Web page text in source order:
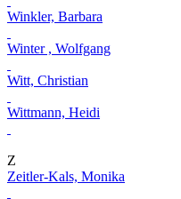
Winkler, Barbara
Winter , Wolfgang
Witt, Christian
Wittmann, Heidi
Z
Zeitler-Kals, Monika